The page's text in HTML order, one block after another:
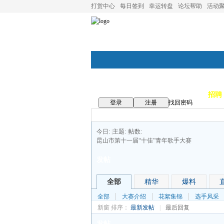
打赏中心 每日签到 幸运转盘 论坛帮助 活动
招聘
登录 注册
找回密码
今日: 主题: 帖数:
昆山市第十一届“十佳”青年歌手大赛
全部 精华 爆料
全部 大赛介绍 花絮集锦 选手风采
新窗 排序： 最新发帖 最后回复